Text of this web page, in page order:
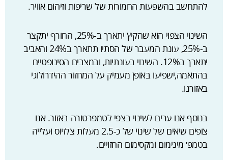
להתחשב בהשפעות החמורות של שריפות וזיהום אוויר.
השינוי הצפוי הוא שהקיץ יתארך ב-25%, החורף יתקצר
ב-25%, עונת המעבר של הסתיו תתארך ב24% והאביב
יתארך ב12%. השינוי בעונתיות, ובמצבים הסינופטיים
בהתאמה,ישפיעו באופן מעמיק על המחזור ההידרולוגי
באזורנו.
בנוסף אנו ערים לשינוי בצפי לטמפרטורה באזור. אנו
צופים שיאים של שינוי של כ-2.5 מעלות צלזיוס ועלייה
בטמפ׳ מינימום ומקסימום החזויים.